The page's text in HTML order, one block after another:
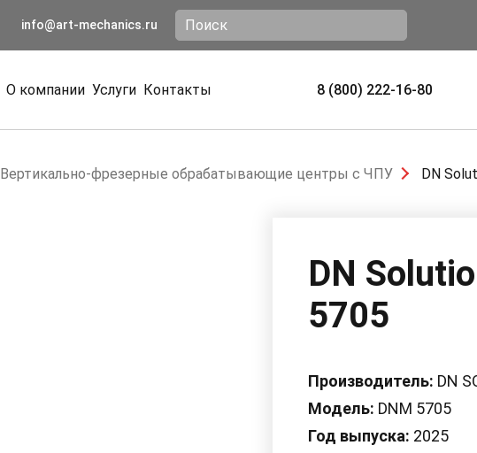
info@art-mechanics.ru
О компании Услуги Контакты 8 (800) 222-16-80
Вертикально-фрезерные обрабатывающие центры с ЧПУ DN
DN
5705
Производитель: DN
Модель: DNM 5705
Год выпуска: 2025